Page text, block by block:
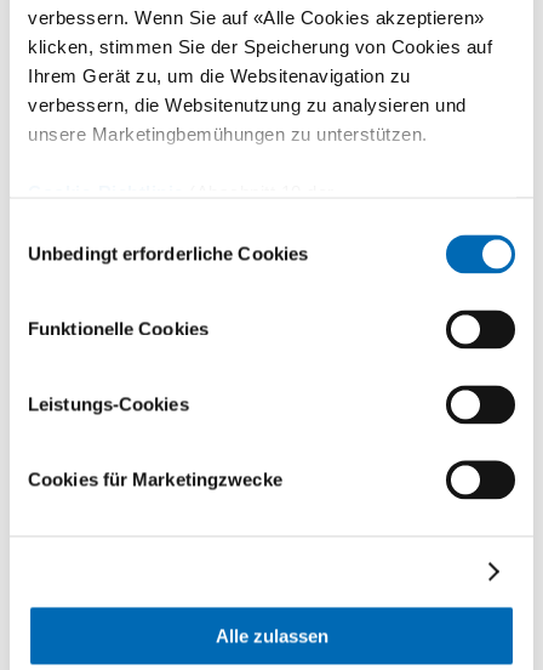
verbessern. Wenn Sie auf «Alle Cookies akzeptieren»
klicken, stimmen Sie der Speicherung von Cookies auf
Ihrem Gerät zu, um die Websitenavigation zu
verbessern, die Websitenutzung zu analysieren und
unsere Marketingbemühungen zu unterstützen.
Unbedingt erforderliche Cookies
Funktionelle Cookies
Leistungs-Cookies
Cookies für Marketingzwecke
Alle zulassen
Beine, Knie, Füsse